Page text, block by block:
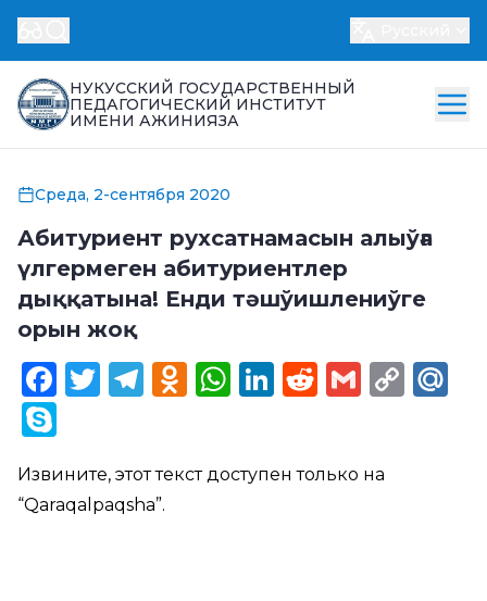
НУКУССКИЙ ГОСУДАРСТВЕННЫЙ
ПЕДАГОГИЧЕСКИЙ ИНСТИТУТ
ИМЕНИ АЖИНИЯЗА
Среда, 2-сентября 2020
Абитуриент рухсатнамасын алыўға
үлгермеген абитуриентлер
дыққатына! Енди тәшўишлениўге
орын жоқ
Facebook
Twitter
Telegram
Odnoklassniki
WhatsApp
LinkedIn
Reddit
Gmail
Извините, этот текст доступен только на
“Qaraqalpaqsha”.